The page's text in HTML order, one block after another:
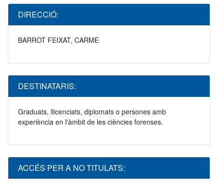
DIRECCIÓ:
BARROT FEIXAT, CARME
DESTINATARIS:
Graduats, llicenciats, diplomats o persones amb
experiència en l'àmbit de les ciències forenses.
ACCÉS PER A NO TITULATS: